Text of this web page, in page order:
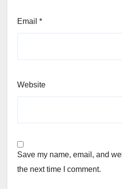
Email *
Website
Save my name, email, and
the next time I comment.